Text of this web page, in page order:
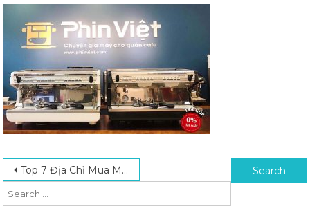
Post navigation
Top 7 Địa Chỉ Mua Máy Pha Cafe Uy Tín Chính Hãng Tại Hà Nội Search for: